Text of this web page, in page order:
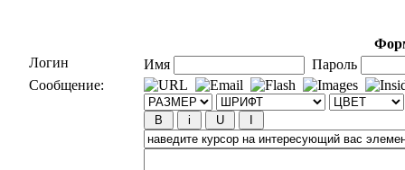
Логин
Имя
Пароль
Сообщение: